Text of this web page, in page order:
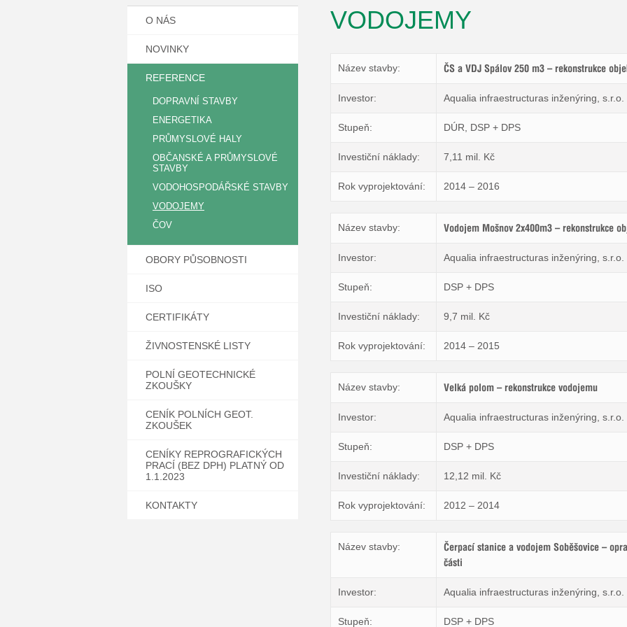
O NÁS
NOVINKY
REFERENCE
DOPRAVNÍ STAVBY
ENERGETIKA
PRŮMYSLOVÉ HALY
OBČANSKÉ A PRŮMYSLOVÉ
STAVBY
VODOHOSPODÁŘSKÉ STAVBY
VODOJEMY
ČOV
OBORY PŮSOBNOSTI
ISO
CERTIFIKÁTY
ŽIVNOSTENSKÉ LISTY
POLNÍ GEOTECHNICKÉ
ZKOUŠKY
CENÍK POLNÍCH GEOT.
ZKOUŠEK
CENÍKY REPROGRAFICKÝCH
PRACÍ (BEZ DPH) PLATNÝ OD
1.1.2023
KONTAKTY
VODOJEMY
Název stavby: ČS a VDJ Spálov 250 m3 – rekonstrukce
Investor: Aqualia infraestructuras inženýring, s.r.o.
Stupeň: DÚR, DSP + DPS
Investiční náklady: 7,11 mil. Kč
Rok vyprojektování: 2014 – 2016
Název stavby: Vodojem Mošnov 2x400m3 – rekonstrukce
Investor: Aqualia infraestructuras inženýring, s.r.o.
Stupeň: DSP + DPS
Investiční náklady: 9,7 mil. Kč
Rok vyprojektování: 2014 – 2015
Název stavby: Velká polom – rekonstrukce vodojemu
Investor: Aqualia infraestructuras inženýring, s.r.o.
Stupeň: DSP + DPS
Investiční náklady: 12,12 mil. Kč
Rok vyprojektování: 2012 – 2014
Název stavby:
Čerpací stanice a vodojem Soběšovice –
části
Investor: Aqualia infraestructuras inženýring, s.r.o.
Stupeň: DSP + DPS